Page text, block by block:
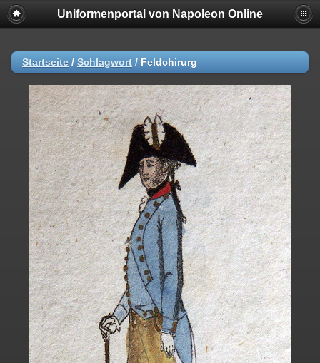
Uniformenportal von Napoleon Online
Startseite / Schlagwort / Feldchirurg